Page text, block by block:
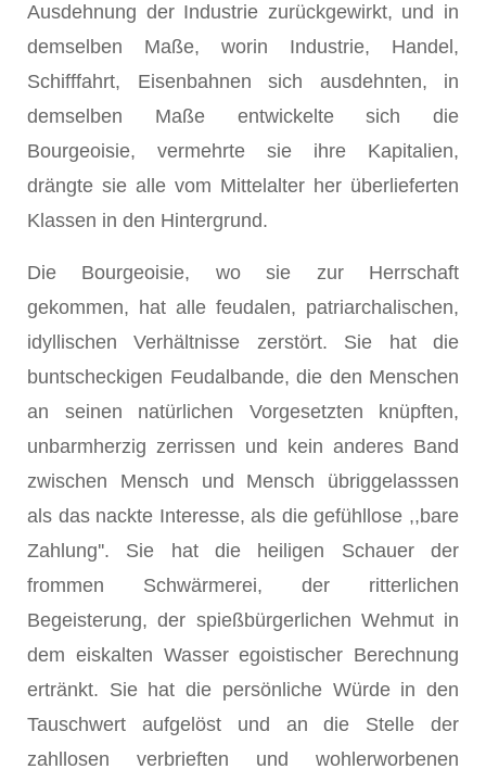
Ausdehnung der Industrie zurückgewirkt, und in
demselben Maße, worin Industrie, Handel,
Schifffahrt, Eisenbahnen sich ausdehnten, in
demselben Maße entwickelte sich die
Bourgeoisie, vermehrte sie ihre Kapitalien,
drängte sie alle vom Mittelalter her überlieferten
Klassen in den Hintergrund.
Die Bourgeoisie, wo sie zur Herrschaft
gekommen, hat alle feudalen, patriarchalischen,
idyllischen Verhältnisse zerstört. Sie hat die
buntscheckigen Feudalbande, die den Menschen
an seinen natürlichen Vorgesetzten knüpften,
unbarmherzig zerrissen und kein anderes Band
zwischen Mensch und Mensch übriggelasssen
als das nackte Interesse, als die gefühllose ,,bare
Zahlung''. Sie hat die heiligen Schauer der
frommen Schwärmerei, der ritterlichen
Begeisterung, der spießbürgerlichen Wehmut in
dem eiskalten Wasser egoistischer Berechnung
ertränkt. Sie hat die persönliche Würde in den
Tauschwert aufgelöst und an die Stelle der
zahllosen verbrieften und wohlerworbenen